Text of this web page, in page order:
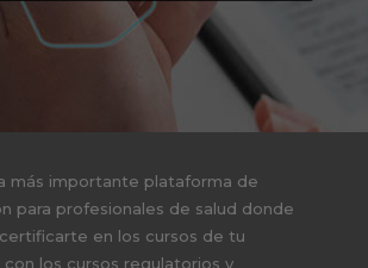
más importante plataforma de
para profesionales de salud donde
en los cursos de tu
los cursos regulatorios y